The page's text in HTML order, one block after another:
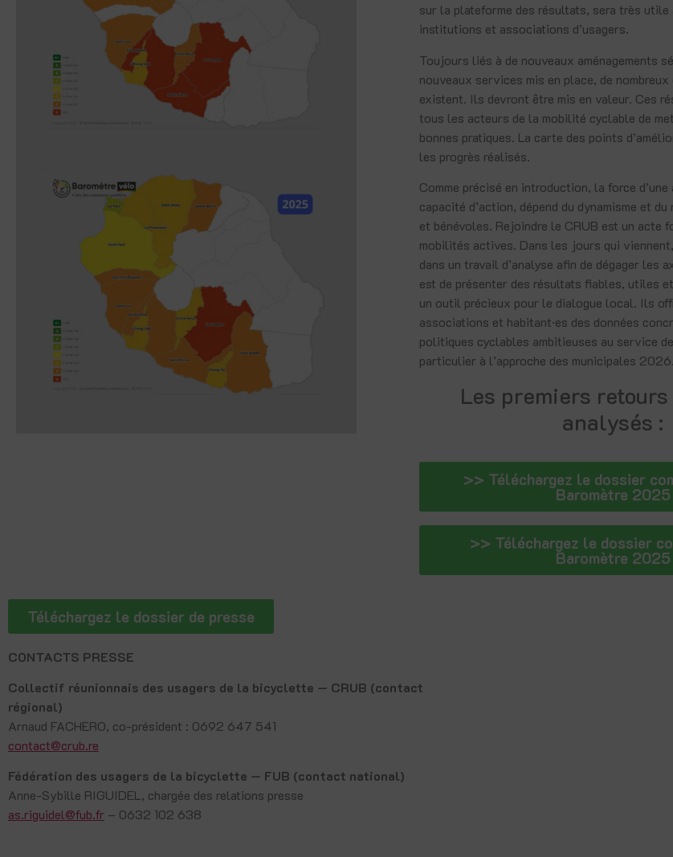
sur la plateforme des résultats, sera très
institutions et associations d’usagers.
Toujours liés à de nouveaux aménagements
nouveaux services mis en place, de
existent. Ils devront être mis en valeur. Ces
tous les acteurs de la mobilité cyclable de
bonnes pratiques. La carte des points
les progrès réalisés.
Comme précisé en introduction, la force
capacité d’action, dépend du dynamisme et
et bénévoles. Rejoindre le CRUB est un acte
mobilités actives. Dans les jours qui viennent,
dans un travail d’analyse afin de dégager les
est de présenter des résultats fiables, utiles
un outil précieux pour le dialogue local. Ils
associations et habitant·es des données
politiques cyclables ambitieuses au service
particulier à l’approche des municipales 2026.
Les premiers
analysés :
>> Téléchargez le dossier
Baromètre 2025
>> Téléchargez le dossier
Baromètre 2025
Téléchargez le dossier de presse
CONTACTS PRESSE
Collectif réunionnais des usagers de la bicyclette — CRUB (contact
régional)
Arnaud FACHERO, co-président : 0692 647 541
contact@crub.re
Fédération des usagers de la bicyclette — FUB (contact national)
Anne-Sybille RIGUIDEL, chargée des relations presse
as.riguidel@fub.fr – 0632 102 638